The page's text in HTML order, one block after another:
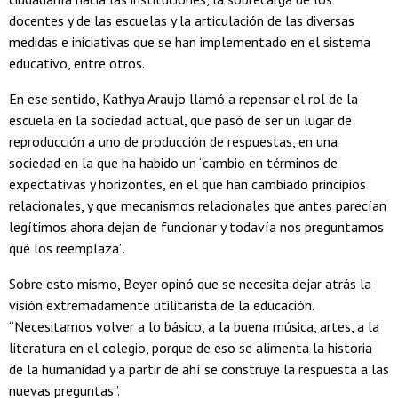
docentes y de las escuelas y la articulación de las diversas
medidas e iniciativas que se han implementado en el sistema
educativo, entre otros.
En ese sentido, Kathya Araujo llamó a repensar el rol de la
escuela en la sociedad actual, que pasó de ser un lugar de
reproducción a uno de producción de respuestas, en una
sociedad en la que ha habido un “cambio en términos de
expectativas y horizontes, en el que han cambiado principios
relacionales, y que mecanismos relacionales que antes parecían
legítimos ahora dejan de funcionar y todavía nos preguntamos
qué los reemplaza”.
Sobre esto mismo, Beyer opinó que se necesita dejar atrás la
visión extremadamente utilitarista de la educación.
“Necesitamos volver a lo básico, a la buena música, artes, a la
literatura en el colegio, porque de eso se alimenta la historia
de la humanidad y a partir de ahí se construye la respuesta a las
nuevas preguntas”.